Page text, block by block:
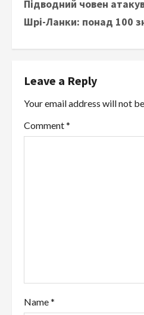
o
n
a
v
o
Підводний човен
Шрі-Ланки: понад 100
Leave a Reply
Your email address will not
Comment*
Name*